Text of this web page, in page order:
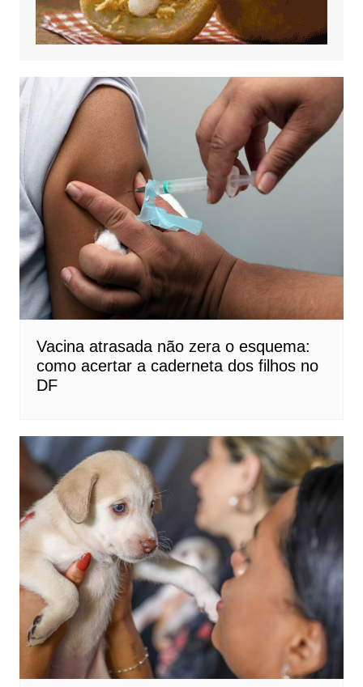
Vacina atrasada não zera o esquema:
como acertar a caderneta dos filhos no
DF